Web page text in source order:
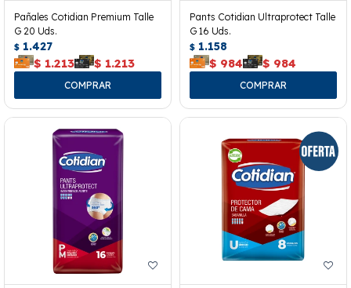
Pañales Cotidian Premium Talle
G 20 Uds.
$ 1.427
$ 1.213 $ 1.213
Pants Cotidian Ultraprotect Talle
G 16 Uds.
$ 1.158
$ 984 $ 984